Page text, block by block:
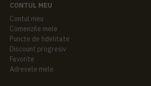
CONTUL MEU
Contul meu
Comenzile mele
Puncte de fidelitate
Discount progresiv
Favorite
Adresele mele